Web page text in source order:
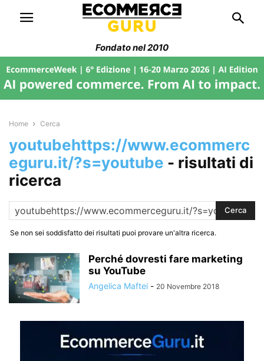
Fondato nel 2010
Home Cerca
youtubehttps://www.ecommerc
eguru.it/?s=youtube - risultati di
ricerca
Se non sei soddisfatto dei risultati puoi provare un'altra ricerca.
Perché dovresti fare marketing
su YouTube
Angelica Maftei - 20 Novembre 2018